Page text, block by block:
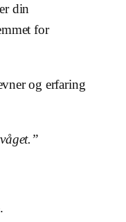
din
for
og erfaring